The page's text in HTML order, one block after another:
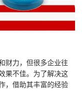
财力，但很多企业往
果不佳。为了解决这
，借助其丰富的经验